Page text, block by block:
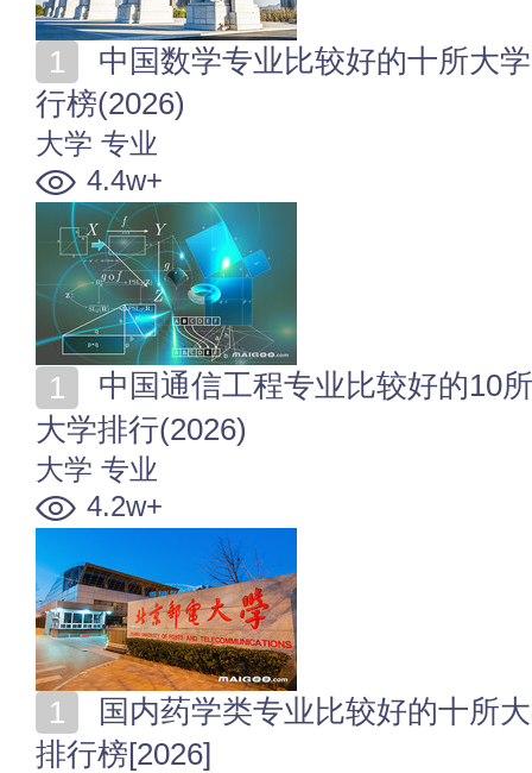
行榜(2026)
大学 专业
4.4w+
大学排行(2026)
大学 专业
4.2w+
排行榜[2026]